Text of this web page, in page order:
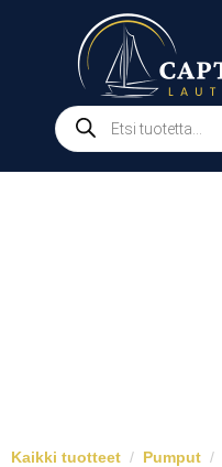
Products
search
Kaikki tuotteet Pumput